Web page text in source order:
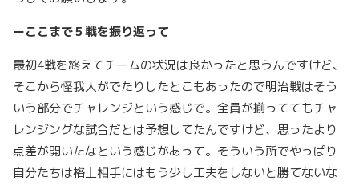
ーここまで５戦を振り返って
最初4戦を終えてチームの状況は良かったと思うんですけど、
そこから怪我人がでたりしたとこもあったので明治戦はそう
いう部分でチャレンジという感じで。全員が揃っててもチャ
レンジングな試合だとは予想してたんですけど、思ったより
点差が開いたなという感じがあって。そういう所でやっぱり
自分たちは格上相手にはもう少し工夫をしないと勝てないな